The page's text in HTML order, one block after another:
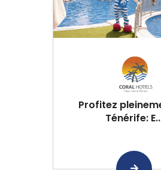
Profitez
Ténérife: